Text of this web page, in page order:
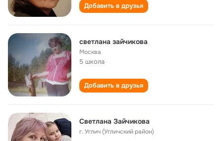
Добавить в друзья
светлана зайчикова
Москва
5 школа
Добавить в друзья
Светлана Зайчикова
г. Углич (Угличский район)